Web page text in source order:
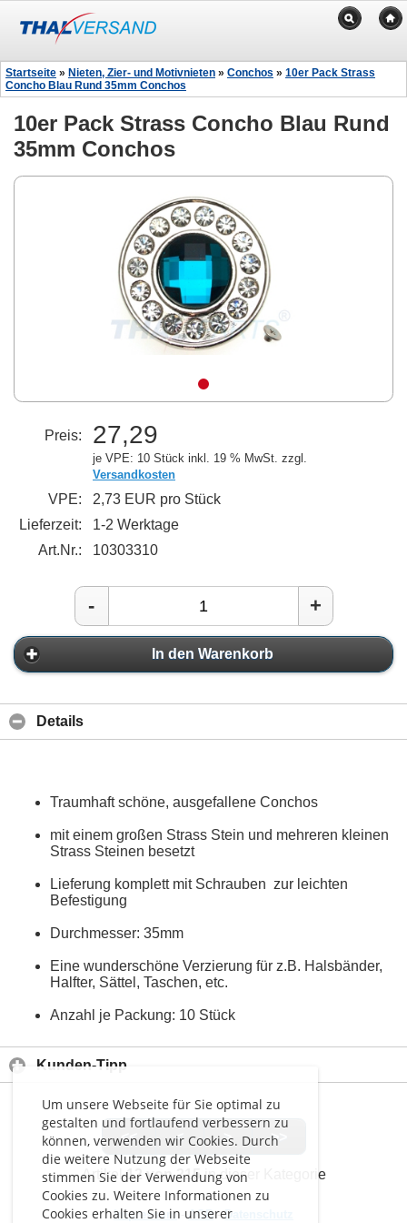
Um unsere Webseite für Sie optimal zu
gestalten und fortlaufend verbessern zu
können, verwenden wir Cookies. Durch
die weitere Nutzung der Webseite
stimmen Sie der Verwendung von
Cookies zu. Weitere Informationen zu
Cookies erhalten Sie in unserer
Startseite » Nieten, Zier- und Motivnieten » Conchos » 10er Pack Strass
Concho Blau Rund 35mm Conchos
10er Pack Strass Concho Blau Rund
35mm Conchos
Preis: 27,29
je VPE: 10 Stück inkl. 19 % MwSt. zzgl.
Versandkosten
VPE:
2,73 EUR pro Stück
Lieferzeit:
1-2 Werktage
Art.Nr.:
10303310
- +
In den Warenkorb
Details
Traumhaft schöne, ausgefallene Conchos
mit einem großen Strass Stein und mehreren kleinen
Strass Steinen besetzt
Lieferung komplett mit Schrauben zur leichten
Befestigung
Durchmesser: 35mm
Eine wunderschöne Verzierung für z.B. Halsbänder,
Halfter, Sättel, Taschen, etc.
Anzahl je Packung: 10 Stück
Kunden-Tipp
<< < > >>
Artikel12 von 215in dieser Kategorie
Impressum-AGB-Datenschutz